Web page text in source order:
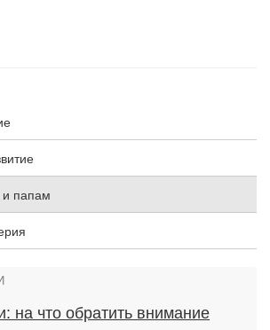
папам
на что обратить внимание